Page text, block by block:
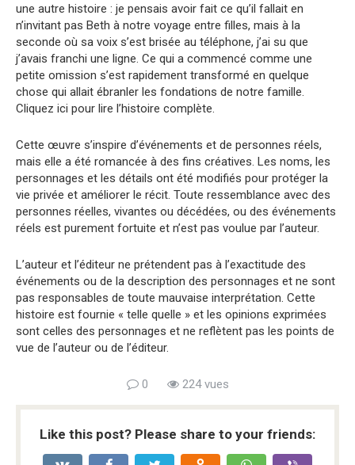
une autre histoire : je pensais avoir fait ce qu’il fallait en
n’invitant pas Beth à notre voyage entre filles, mais à la
seconde où sa voix s’est brisée au téléphone, j’ai su que
j’avais franchi une ligne. Ce qui a commencé comme une
petite omission s’est rapidement transformé en quelque
chose qui allait ébranler les fondations de notre famille.
Cliquez ici pour lire l’histoire complète.
Cette œuvre s’inspire d’événements et de personnes réels,
mais elle a été romancée à des fins créatives. Les noms, les
personnages et les détails ont été modifiés pour protéger la
vie privée et améliorer le récit. Toute ressemblance avec des
personnes réelles, vivantes ou décédées, ou des événements
réels est purement fortuite et n’est pas voulue par l’auteur.
L’auteur et l’éditeur ne prétendent pas à l’exactitude des
événements ou de la description des personnages et ne sont
pas responsables de toute mauvaise interprétation. Cette
histoire est fournie « telle quelle » et les opinions exprimées
sont celles des personnages et ne reflètent pas les points de
vue de l’auteur ou de l’éditeur.
0 224 vues
Like this post? Please share to your friends: